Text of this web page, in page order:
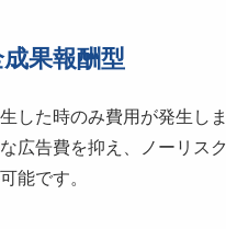
果報酬型
した時のみ費用が発生しま
広告費を抑え、ノーリスク
能です。